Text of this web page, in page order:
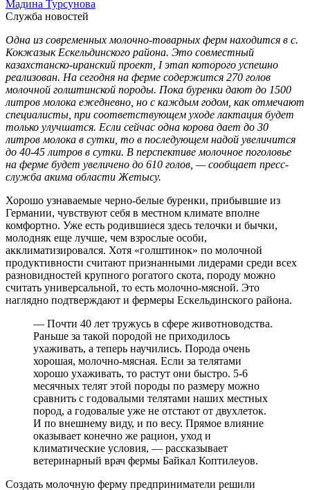
Мадина Турсунова
Служба новостей
Одна из современных молочно-товарных ферм находится в с.
Кокжазык Ескельдинского района. Это совместный
казахстанско-иранский проект, І этап которого успешно
реализован. На сегодня на ферме содержится 270 голов
молочной голштинской породы. Пока буренки дают до 1500
литров молока ежедневно, но с каждым годом, как отмечают
специалисты, при соответствующем уходе лактация будет
только улучшатся. Если сейчас одна корова дает до 30
литров молока в сутки, то в последующем надой увеличится
до 40-45 литров в сутки. В перспективе молочное поголовье
на ферме будет увеличено до 610 голов, — сообщает пресс-
служба акима области Жетысу.
Хорошо узнаваемые черно-белые буренки, прибывшие из
Германии, чувствуют себя в местном климате вполне
комфортно. Уже есть родившиеся здесь телочки и бычки,
молодняк еще лучше, чем взрослые особи,
акклиматизировался. Хотя «голштинок» по молочной
продуктивности считают признанными лидерами среди всех
разновидностей крупного рогатого скота, породу можно
считать универсальной, то есть молочно-мясной. Это
наглядно подтверждают и фермеры Ескельдинского района.
— Почти 40 лет тружусь в сфере животноводства.
Раньше за такой породой не приходилось
ухаживать, а теперь научились. Порода очень
хорошая, молочно-мясная. Если за телятами
хорошо ухаживать, то растут они быстро. 5-6
месячных телят этой породы по размеру можно
сравнить с годовалыми телятами наших местных
пород, а годовалые уже не отстают от двухлеток.
И по внешнему виду, и по весу. Прямое влияние
оказывает конечно же рацион, уход и
климатические условия, — рассказывает
ветеринарный врач фермы Байкал Коптилеуов.
Создать молочную ферму предприниматели решили